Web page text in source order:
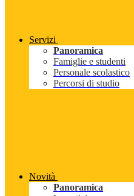
Servizi
Panoramica
Famiglie e studenti
Personale scolastico
Percorsi di studio
Novità
Panoramica